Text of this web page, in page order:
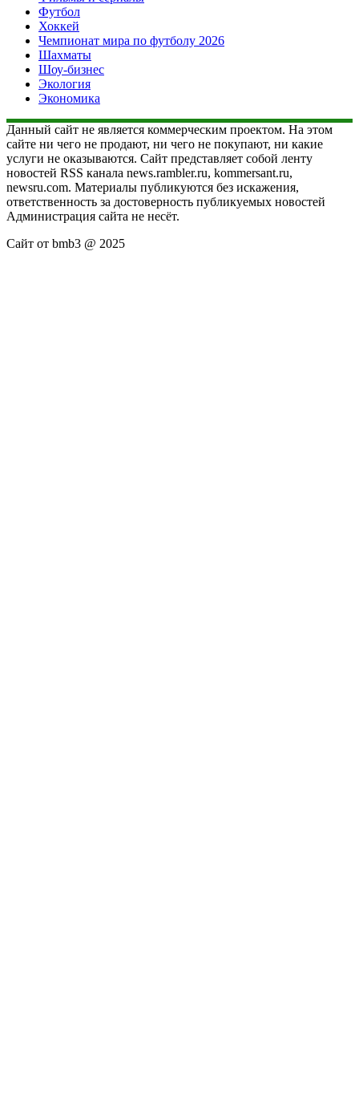
Футбол
Хоккей
Чемпионат мира по футболу 2026
Шахматы
Шоу-бизнес
Экология
Экономика
Данный сайт не является коммерческим проектом. На этом
сайте ни чего не продают, ни чего не покупают, ни какие
услуги не оказываются. Сайт представляет собой ленту
новостей RSS канала news.rambler.ru, kommersant.ru,
newsru.com. Материалы публикуются без искажения,
ответственность за достоверность публикуемых новостей
Администрация сайта не несёт.
Сайт от bmb3 @ 2025